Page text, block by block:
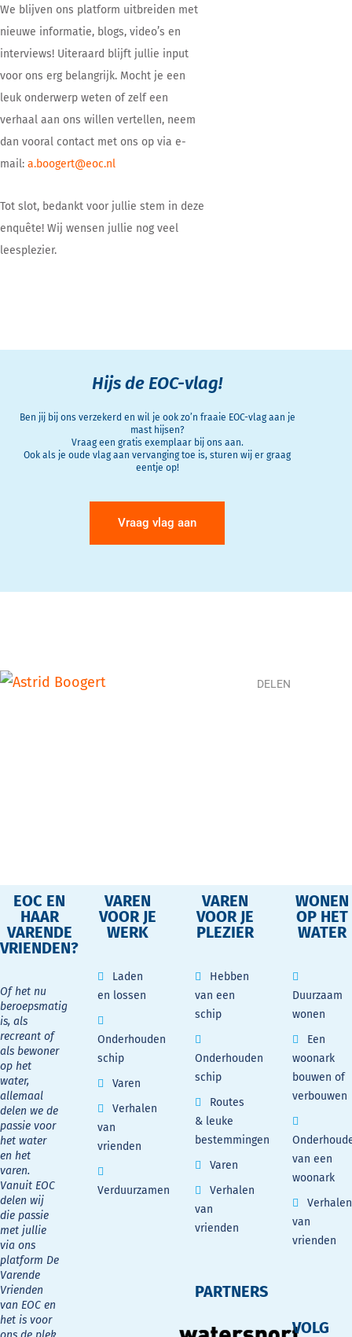
We blijven ons platform uitbreiden met
nieuwe informatie, blogs, video’s en
interviews! Uiteraard blijft jullie input
voor ons erg belangrijk. Mocht je een
leuk onderwerp weten of zelf een
verhaal aan ons willen vertellen, neem
dan vooral contact met ons op via e-
mail: a.boogert@eoc.nl
Tot slot, bedankt voor jullie stem in deze
enquête! Wij wensen jullie nog veel
leesplezier.
Hijs de EOC-vlag!
Ben jij bij ons verzekerd en wil je ook zo’n fraaie EOC-vlag aan je
mast hijsen?
Vraag een gratis exemplaar bij ons aan.
Ook als je oude vlag aan vervanging toe is, sturen wij er graag
eentje op!
Vraag vlag aan
DELEN
EOC EN
HAAR
VARENDE
VRIENDEN?
Of het nu
beroepsmatig
is, als
recreant of
als bewoner
op het
water,
allemaal
delen we de
passie voor
het water
en het
varen.
Vanuit EOC
delen wij
die passie
met jullie
via ons
platform De
Varende
Vrienden
van EOC en
het is voor
VAREN
VOOR JE
WERK
Laden
en lossen
Onderhouden
schip
Varen
Verhalen
van
vrienden
Verduurzamen
VAREN
VOOR JE
PLEZIER
Hebben
van een
schip
Onderhouden
schip
Routes
& leuke
bestemmingen
Varen
Verhalen
van
vrienden
PARTNERS
WONEN
OP HET
WATER
Duurzaam
wonen
Een
woonark
bouwen of
verbouwen
van een
woonark
Verhalen
van
vrienden
VOLG